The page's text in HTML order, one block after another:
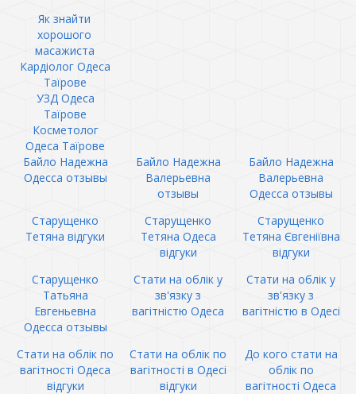
Як знайти
хорошого
масажиста
Кардіолог Одеса
Таїрове
УЗД Одеса
Таїрове
Косметолог
Одеса Таїрове
Байло Надежна
Одесса отзывы
Байло Надежна
Валерьевна
отзывы
Байло Надежна
Валерьевна
Одесса отзывы
Старущенко
Тетяна відгуки
Старущенко
Тетяна Одеса
відгуки
Старущенко
Тетяна Євгеніївна
відгуки
Старущенко
Татьяна
Евгеньевна
Одесса отзывы
Стати на облік у
зв'язку з
вагітністю Одеса
Стати на облік у
зв'язку з
вагітністю в Одесі
Стати на облік по
вагітності Одеса
відгуки
Стати на облік по
вагітності в Одесі
відгуки
До кого стати на
облік по
вагітності Одеса